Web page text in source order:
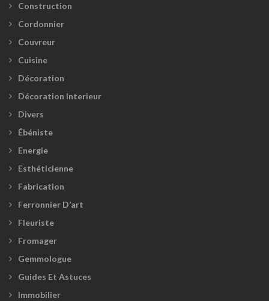
Construction
Cordonnier
Couvreur
Cuisine
Décoration
Décoration Interieur
Divers
Ébéniste
Energie
Esthéticienne
Fabrication
Ferronnier D’art
Fleuriste
Fromager
Gemmologue
Guides Et Astuces
Immobilier